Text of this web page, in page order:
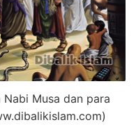
Musa dan para